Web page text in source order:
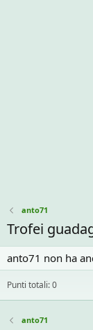
anto71
Trofei
anto71 non ha
Punti totali: 0
anto71